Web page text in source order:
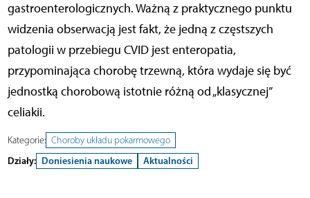
gastroenterologicznych. Ważną z praktycznego punktu
widzenia obserwacją jest fakt, że jedną z częstszych
patologii w przebiegu CVID jest enteropatia,
przypominająca chorobę trzewną, która wydaje się być
jednostką chorobową istotnie różną od „klasycznej”
celiakii.
Kategorie: Choroby układu pokarmowego
Działy: Doniesienia naukowe Aktualności